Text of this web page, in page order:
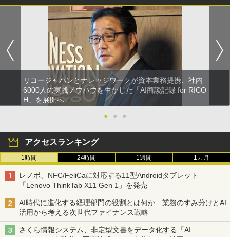
リコージャパンとナレッジワークが資本業務提携、社内
6000人の実践ノウハウを生かした「AI商談記録 for RICO
H」を展開へ
●
● ●
アクセスランキング
1時間 24時間 1週間 1カ月
レノボ、NFC/FeliCaに対応する11型Androidタブレット
「Lenovo ThinkTab X11 Gen 1」を発売
AI時代に進化する経理部門の役割とは何か 業務のすみ分けとAI
活用から考える次世代ファイナンス戦略
さくら情報システム、非定型文書をデータ化する「AI